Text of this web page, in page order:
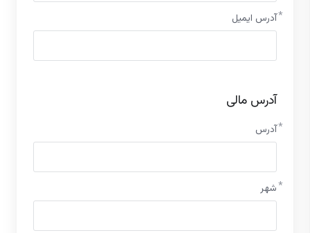
آدرس ایمیل
آدرس مالی
آدرس
شهر